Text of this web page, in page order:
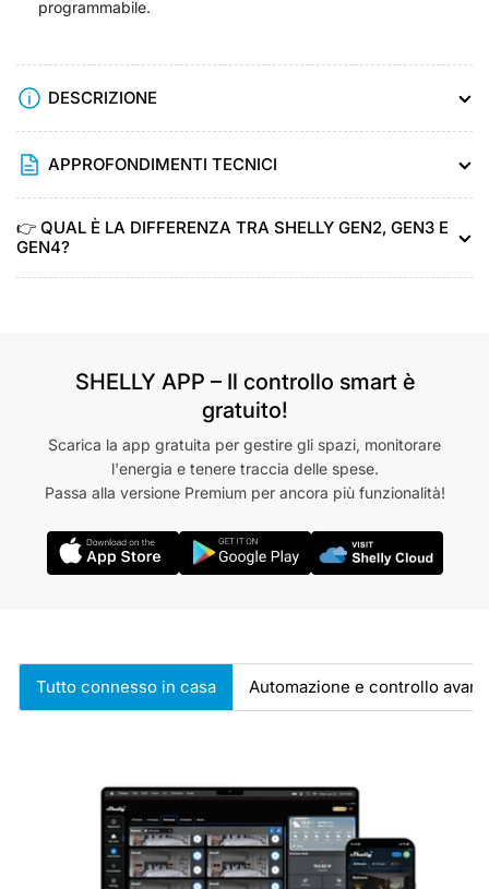
programmabile.
DESCRIZIONE
APPROFONDIMENTI TECNICI
👉 QUAL È LA DIFFERENZA TRA SHELLY GEN2, GEN3 E
GEN4?
SHELLY APP – Il controllo smart è
gratuito!
Scarica la app gratuita per gestire gli spazi, monitorare
l'energia e tenere traccia delle spese.
Passa alla versione Premium per ancora più funzionalità!
Tutto connesso in casa Automazione e controllo